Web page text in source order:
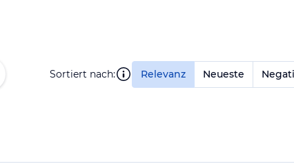
Sortiert nach: Relevanz Neueste